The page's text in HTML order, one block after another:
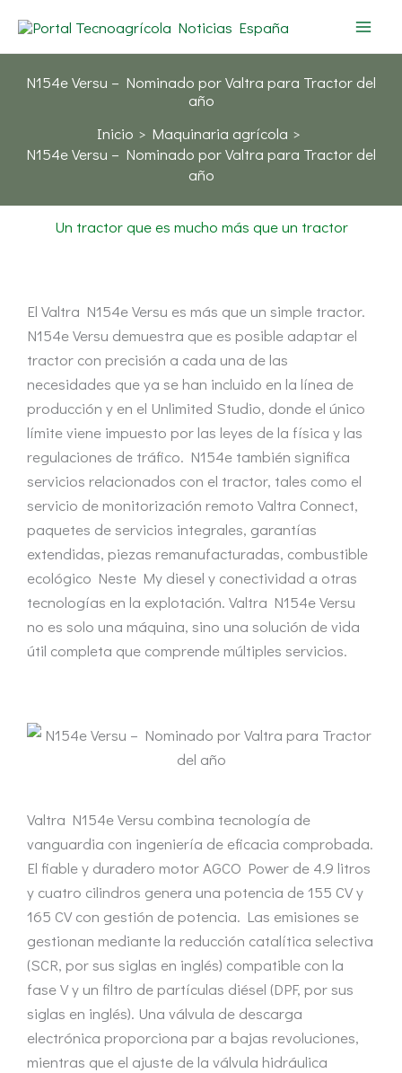
contenido
N154e Versu – Nominado por Valtra para Tractor del
año
Inicio
Maquinaria agrícola
N154e Versu – Nominado por Valtra para Tractor del
año
Un tractor que es mucho más que un tractor
El Valtra N154e Versu es más que un simple tractor.
N154e Versu demuestra que es posible adaptar el
tractor con precisión a cada una de las
necesidades que ya se han incluido en la línea de
producción y en el Unlimited Studio, donde el único
límite viene impuesto por las leyes de la física y las
regulaciones de tráfico. N154e también significa
servicios relacionados con el tractor, tales como el
servicio de monitorización remoto Valtra Connect,
paquetes de servicios integrales, garantías
extendidas, piezas remanufacturadas, combustible
ecológico Neste My diesel y conectividad a otras
tecnologías en la explotación. Valtra N154e Versu
no es solo una máquina, sino una solución de vida
útil completa que comprende múltiples servicios.
Valtra N154e Versu combina tecnología de
vanguardia con ingeniería de eficacia comprobada.
El fiable y duradero motor AGCO Power de 4.9 litros
y cuatro cilindros genera una potencia de 155 CV y
165 CV con gestión de potencia. Las emisiones se
gestionan mediante la reducción catalítica selectiva
(SCR, por sus siglas en inglés) compatible con la
fase V y un filtro de partículas diésel (DPF, por sus
siglas en inglés). Una válvula de descarga
electrónica proporciona par a bajas revoluciones,
mientras que el ajuste de la válvula hidráulica